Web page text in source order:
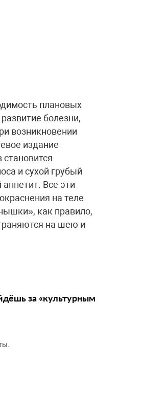
плановых
болезни,
возникновении
издание
и сухой грубый
Все эти
на теле
как правило,
на шею и
за «культурным